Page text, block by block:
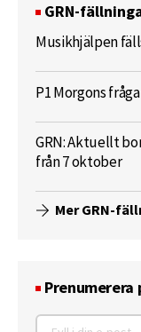
GRN-
Musikhjälpen
P1 Morgons
GRN: Aktuellt
från 7 oktober
Mer GRN-